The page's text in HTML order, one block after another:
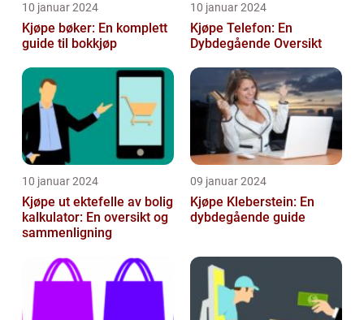
10 januar 2024
Kjøpe bøker: En komplett
guide til bokkjøp
10 januar 2024
Kjøpe Telefon: En
Dybdegående Oversikt
10 januar 2024
Kjøpe ut ektefelle av bolig
kalkulator: En oversikt og
sammenligning
09 januar 2024
Kjøpe Kleberstein: En
dybdegående guide